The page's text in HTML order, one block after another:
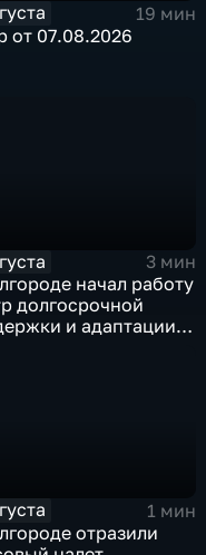
19 мин
от 07.08.2026
3 мин
начал работу
долгосрочной
и адаптации
1 мин
отразили